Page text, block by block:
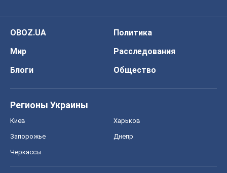
OBOZ.UA
Политика
Мир
Расследования
Блоги
Общество
Регионы Украины
Киев Харьков
Запорожье Днепр
Черкассы